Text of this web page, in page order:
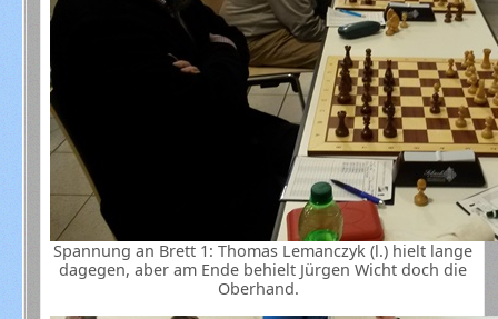
Spannung an Brett 1: Thomas Lemanczyk (l.) hielt lange
dagegen, aber am Ende behielt Jürgen Wicht doch die
Oberhand.